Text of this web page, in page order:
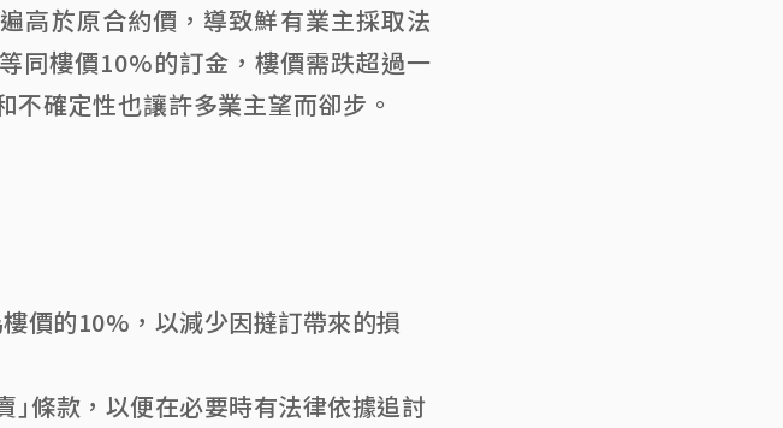
高於原合約價，導致鮮有業主採取法
同樓價10%的訂金，樓價需跌超過一
確定性也讓許多業主望而卻步。
價的10%，以減少因撻訂帶來的損
」條款，以便在必要時有法律依據追討